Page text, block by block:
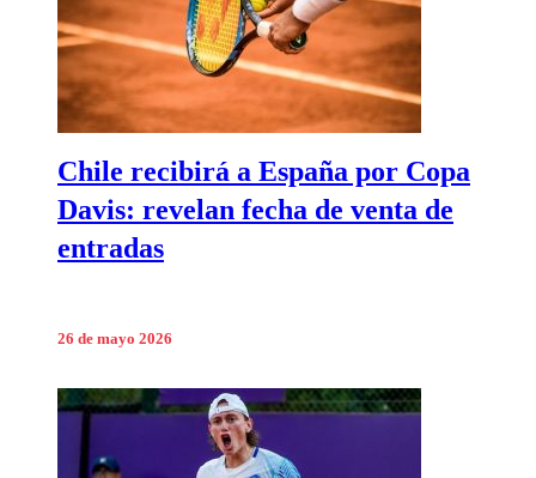
Chile recibirá a España por Copa
Davis: revelan fecha de venta de
entradas
26 de mayo 2026